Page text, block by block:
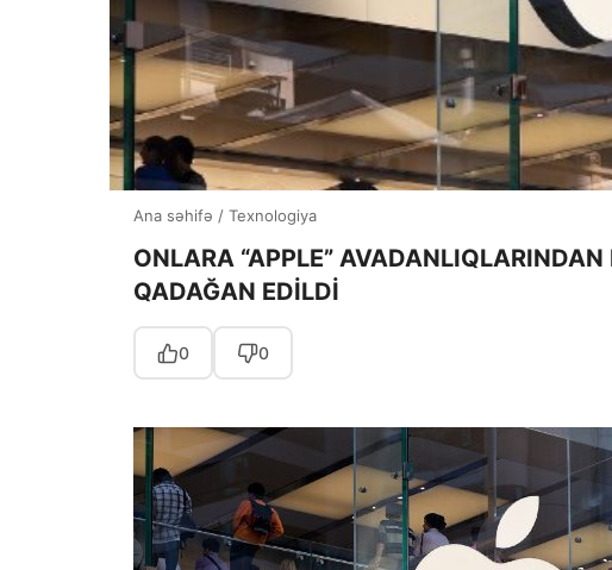
Ana səhifə / Texnologiya
ONLARA “APPLE”
QADAĞAN EDİLDİ
0 0